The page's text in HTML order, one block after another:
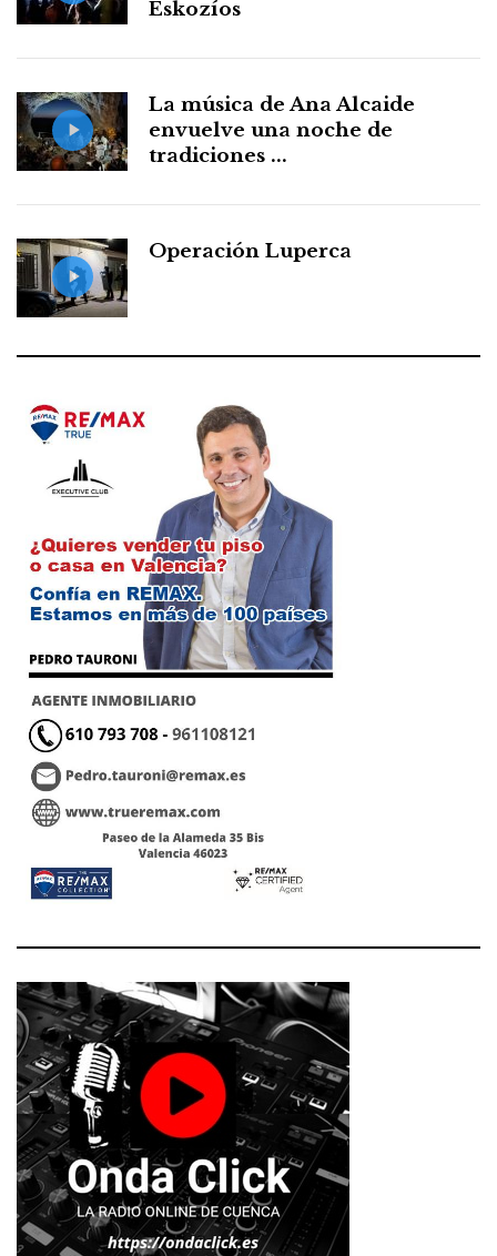
Eskozíos
La música de Ana Alcaide
envuelve una noche de
tradiciones ...
Operación Luperca